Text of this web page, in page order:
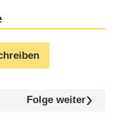
Folge weiter